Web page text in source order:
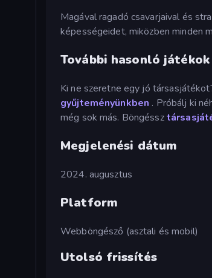
Magával ragadó csavarjaival és
képességeidet, miközben minden
További hasonló játékok
Ki ne szeretne egy jó
gyűjteményünkben . Próbálj ki
még sok más. Böngéssz
Megjelenési dátum
2024. augusztus
Platform
Webböngésző (asztali és mobil)
Utolsó frissítés